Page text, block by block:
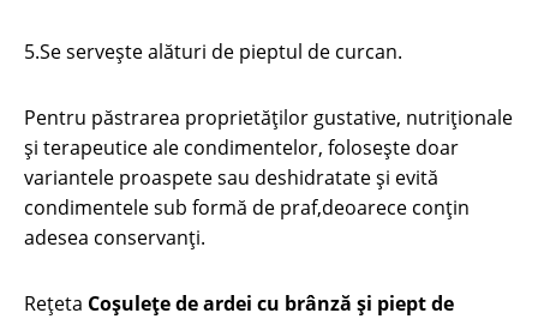
5.Se servește alături de pieptul de curcan.
Pentru păstrarea proprietăţilor gustative, nutriţionale
şi terapeutice ale condimentelor, foloseşte doar
variantele proaspete sau deshidratate şi evită
condimentele sub formă de praf,deoarece conţin
adesea conservanţi.
Rețeta Coşuleţe de ardei cu brânză şi piept de